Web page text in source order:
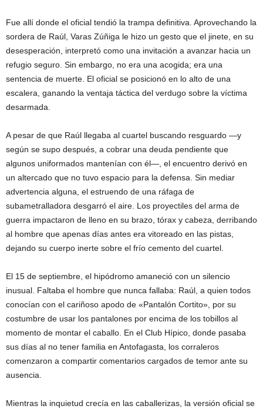
Fue allí donde el oficial tendió la trampa definitiva. Aprovechando la
sordera de Raúl, Varas Zúñiga le hizo un gesto que el jinete, en su
desesperación, interpretó como una invitación a avanzar hacia un
refugio seguro. Sin embargo, no era una acogida; era una
sentencia de muerte. El oficial se posicionó en lo alto de una
escalera, ganando la ventaja táctica del verdugo sobre la víctima
desarmada.
A pesar de que Raúl llegaba al cuartel buscando resguardo —y
según se supo después, a cobrar una deuda pendiente que
algunos uniformados mantenían con él—, el encuentro derivó en
un altercado que no tuvo espacio para la defensa. Sin mediar
advertencia alguna, el estruendo de una ráfaga de
subametralladora desgarró el aire. Los proyectiles del arma de
guerra impactaron de lleno en su brazo, tórax y cabeza, derribando
al hombre que apenas días antes era vitoreado en las pistas,
dejando su cuerpo inerte sobre el frío cemento del cuartel.
El 15 de septiembre, el hipódromo amaneció con un silencio
inusual. Faltaba el hombre que nunca fallaba: Raúl, a quien todos
conocían con el cariñoso apodo de «Pantalón Cortito», por su
costumbre de usar los pantalones por encima de los tobillos al
momento de montar el caballo. En el Club Hípico, donde pasaba
sus días al no tener familia en Antofagasta, los corraleros
comenzaron a compartir comentarios cargados de temor ante su
ausencia.
Mientras la inquietud crecía en las caballerizas, la versión oficial se